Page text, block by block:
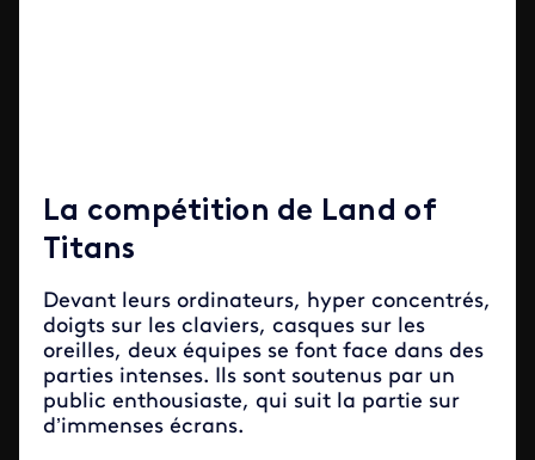
La compétition de Land of
Titans
Devant leurs ordinateurs, hyper concentrés,
doigts sur les claviers, casques sur les
oreilles, deux équipes se font face dans des
parties intenses. Ils sont soutenus par un
public enthousiaste, qui suit la partie sur
d’immenses écrans.